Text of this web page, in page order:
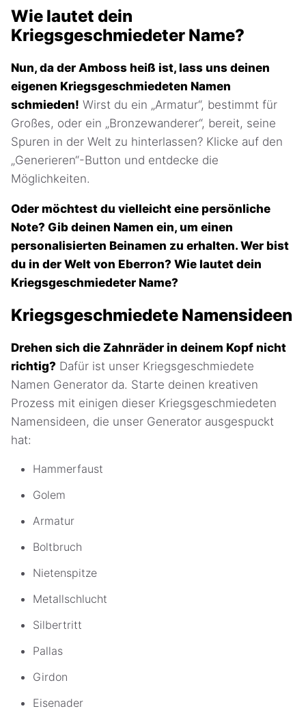
Wie lautet dein
Kriegsgeschmiedeter Name?
Nun, da der Amboss heiß ist, lass uns deinen
eigenen Kriegsgeschmiedeten Namen
schmieden! Wirst du ein „Armatur“, bestimmt für
Großes, oder ein „Bronzewanderer“, bereit, seine
Spuren in der Welt zu hinterlassen? Klicke auf den
„Generieren“-Button und entdecke die
Möglichkeiten.
Oder möchtest du vielleicht eine persönliche
Note? Gib deinen Namen ein, um einen
personalisierten Beinamen zu erhalten. Wer bist
du in der Welt von Eberron? Wie lautet dein
Kriegsgeschmiedeter Name?
Kriegsgeschmiedete Namensideen
Drehen sich die Zahnräder in deinem Kopf nicht
richtig? Dafür ist unser Kriegsgeschmiedete
Namen Generator da. Starte deinen kreativen
Prozess mit einigen dieser Kriegsgeschmiedeten
Namensideen, die unser Generator ausgespuckt
hat:
Hammerfaust
Golem
Armatur
Boltbruch
Nietenspitze
Metallschlucht
Silbertritt
Pallas
Girdon
Eisenader